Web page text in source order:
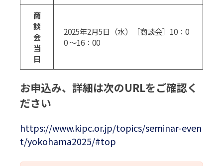
商
談
会
当
日
2025年2月5日（水）［商談会］10：0
0 ～16：00
お申込み、詳細は次のURLをご確認く
ださい
https://www.kipc.or.jp/topics/seminar-even
t/yokohama2025/#top